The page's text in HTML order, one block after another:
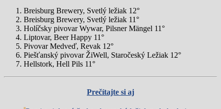
Breisburg Brewery, Svetlý ležiak 12°
Breisburg Brewery, Svetlý ležiak 11°
Holíčsky pivovar Wywar, Pilsner Mängel 11°
Liptovar, Beer Happy 11°
Pivovar Medveď, Revak 12°
Piešťanský pivovar ŽiWell, Staročeský Ležiak 12°
Hellstork, Hell Pils 11°
Prečítajte si aj